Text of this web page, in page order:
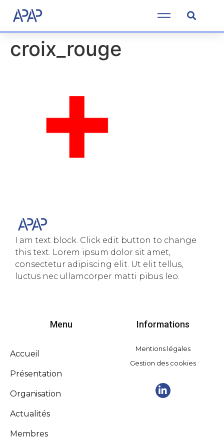
croix_rouge
I am text block. Click edit button to change
this text. Lorem ipsum dolor sit amet,
consectetur adipiscing elit. Ut elit tellus,
luctus nec ullamcorper matti pibus leo.
Menu
Accueil
Présentation
Organisation
Actualités
Membres
Informations
Mentions légales
Gestion des cookies